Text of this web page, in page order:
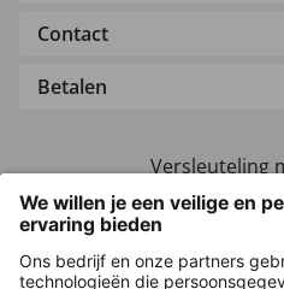
Contact
Betalen
Versleuteling
Overige webwinkels